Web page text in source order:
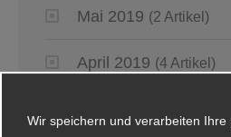
Mai 2019 (2 Artikel)
April 2019 (4 Artikel)
Wir speichern und verarbeiten